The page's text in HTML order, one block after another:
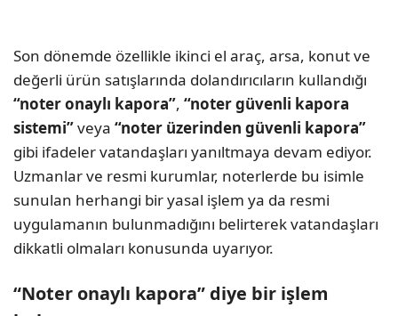
Son dönemde özellikle ikinci el araç, arsa, konut ve
değerli ürün satışlarında dolandırıcıların kullandığı
“noter onaylı kapora”, “noter güvenli kapora
sistemi”veya “noter üzerinden güvenli kapora”
gibi ifadeler vatandaşları yanıltmaya devam ediyor.
Uzmanlar ve resmi kurumlar, noterlerde bu isimle
sunulan herhangi bir yasal işlem ya da resmi
uygulamanın bulunmadığını belirterek vatandaşları
dikkatli olmaları konusunda uyarıyor.
“Noter onaylı kapora” diye bir işlem